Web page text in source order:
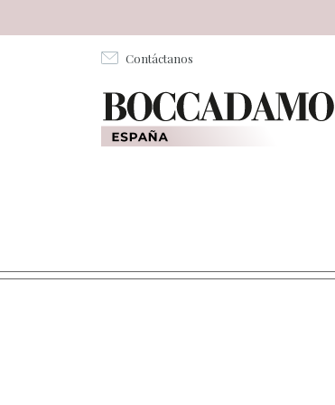
Contáctanos